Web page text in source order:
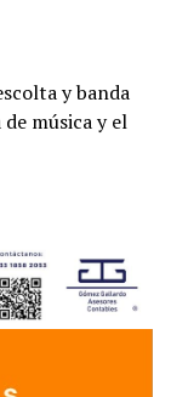
y banda
música y el